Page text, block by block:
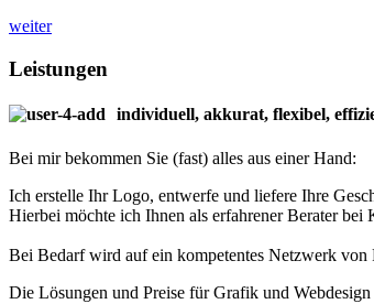
weiter
Leistungen
individuell, akkurat, flexibel,
Bei mir bekommen Sie (fast) alles aus einer Hand:
Ich erstelle Ihr Logo, entwerfe und liefere Ihre
Hierbei möchte ich Ihnen als erfahrener Berater
Bei Bedarf wird auf ein kompetentes Netzwerk von
Die Lösungen und Preise für Grafik und